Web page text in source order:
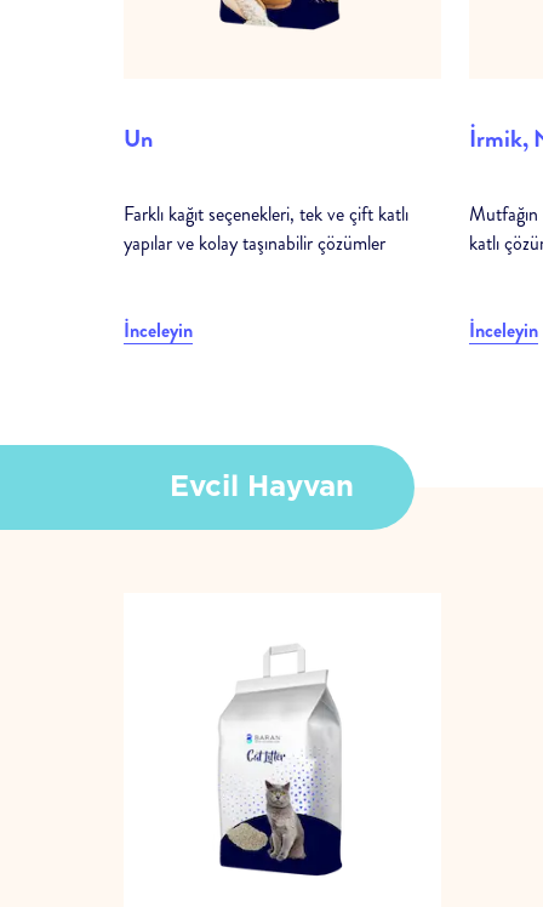
Un
Farklı kağıt seçenekleri, tek ve çift katlı
yapılar ve kolay taşınabilir çözümler
İnceleyin
İrmik,
katlı
İnceleyin
Evcil Hayvan